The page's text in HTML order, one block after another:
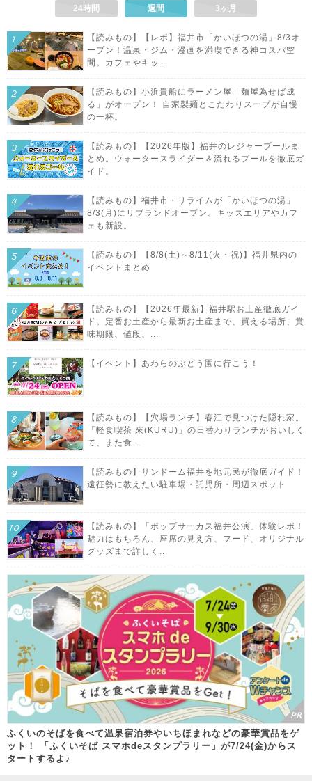
24時間 週間 3ヶ月
【読みもの】【レポ】福井市「かいほつの湯」8/3オ
ープン！温泉・ジム・漫画を満喫できる神コスパ空
間。カフェやキッ...
【読みもの】小浜貴船にラーメン屋「麺屋為せば成
る」がオープン！ 自家製麺とこだわりスープが自慢
の一杯。
【読みもの】【2026年版】福井のレジャープールま
とめ。ウォータースライダー＆流れるプールを徹底ガ
イド。
【読みもの】福井市・リライムが「かいほつの湯」
8/3(月)にリブランドオープン。キッズエリアやカフ
ェも新設。
【読みもの】【8/8(土)～8/11(火・祝)】福井県内の
イベントまとめ
【読みもの】【2026年最新】福井駅お土産徹底ガイ
ド。定番お土産から最新お土産まで、買える場所、賞
味期限、値段、...
【イベント】あわらのぶどう園に行こう！
【読みもの】【穴場ランチ】春江で見つけた隠れ家。
「軽食喫茶 來(KURU)」の日替わりランチがおいしく
て、また食...
【読みもの】サンドーム福井を地元民が徹底ガイド！
遠征勢に教えたい駐車場・託児所・周辺スポット
【読みもの】「ポップサーカス福井公演」体験レポ！
魅力はもちろん、座席の見え方、フード、オリジナル
グッズまで詳しく...
ふくいのそばを食べて温泉宿泊券やいちほまれなどの豪華賞品をゲ
ット！ 「ふくいそば スマホdeスタンプラリー」が7/24(金)からス
タートするよ♪